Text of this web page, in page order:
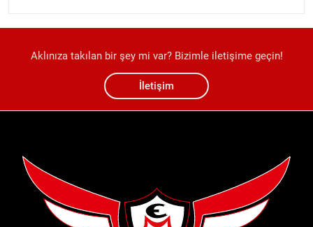
Aklınıza takılan bir şey mi var? Bizimle iletişime geçin!
İletişim